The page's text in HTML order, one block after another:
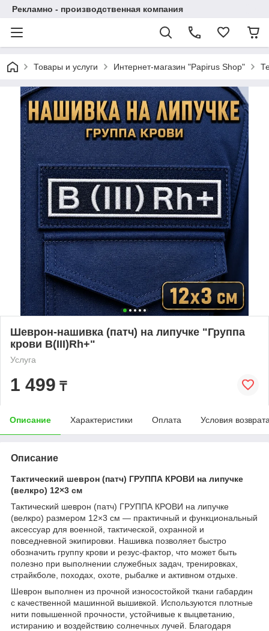
Рекламно - производственная компания
Товары и услуги Интернет-магазин "Papirus Shop"
Шеврон-нашивка (патч) на липучке "Группа
крови B(III)Rh+"
Услуга
1 499 ₸
Описание Характеристики Оплата Условия
Описание
Тактический шеврон (патч) ГРУППА КРОВИ на липучке
(велкро) 12×3 см
Тактический шеврон (патч) ГРУППА КРОВИ на липучке
(велкро) размером 12×3 см — практичный и функциональный
аксессуар для военной, тактической, охранной и
повседневной экипировки. Нашивка позволяет быстро
обозначить группу крови и резус-фактор, что может быть
полезно при выполнении служебных задач, тренировках,
страйкболе, походах, охоте, рыбалке и активном отдыхе.
Шеврон выполнен из прочной износостойкой ткани габардин
с качественной машинной вышивкой. Используются плотные
нити повышенной прочности, устойчивые к выцветанию,
истиранию и воздействию солнечных лучей. Благодаря